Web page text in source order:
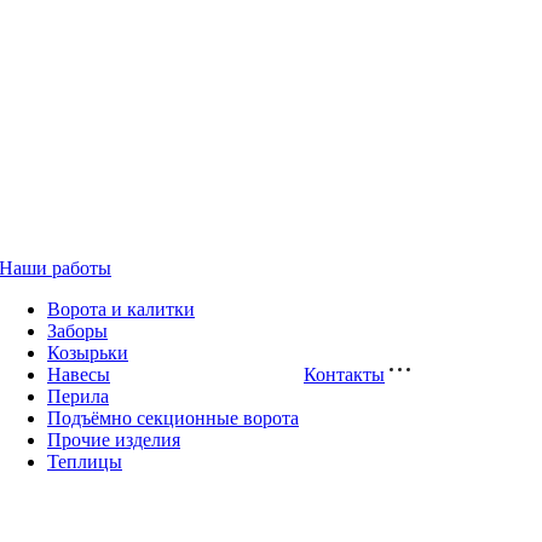
Наши работы
Ворота и калитки
Заборы
Козырьки
Навесы
Перила
Подъёмно секционные ворота
Прочие изделия
Теплицы
Контакты